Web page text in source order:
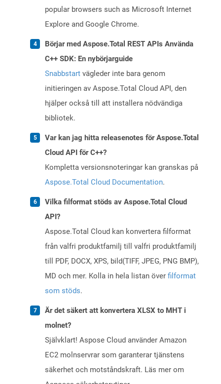
popular browsers such as Microsoft Internet
Explore and Google Chrome.
Börjar med Aspose.Total REST APIs Använda
C++ SDK: En nybörjarguide
Snabbstart vägleder inte bara genom
initieringen av Aspose.Total Cloud API, den
hjälper också till att installera nödvändiga
bibliotek.
Var kan jag hitta releasenotes för Aspose.Total
Cloud API för C++?
Kompletta versionsnoteringar kan granskas på
Aspose.Total Cloud Documentation.
Vilka filformat stöds av Aspose.Total Cloud
API?
Aspose.Total Cloud kan konvertera filformat
från valfri produktfamilj till valfri produktfamilj
till PDF, DOCX, XPS, bild(TIFF, JPEG, PNG BMP),
MD och mer. Kolla in hela listan över filformat
som stöds.
Är det säkert att konvertera XLSX to MHT i
molnet?
Självklart! Aspose Cloud använder Amazon
EC2 molnservrar som garanterar tjänstens
säkerhet och motståndskraft. Läs mer om